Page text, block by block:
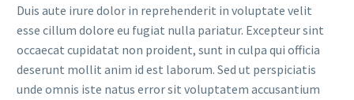
Duis aute irure dolor in reprehenderit in voluptate velit
esse cillum dolore eu fugiat nulla pariatur. Excepteur sint
occaecat cupidatat non proident, sunt in culpa qui officia
deserunt mollit anim id est laborum. Sed ut perspiciatis
unde omnis iste natus error sit voluptatem accusantium